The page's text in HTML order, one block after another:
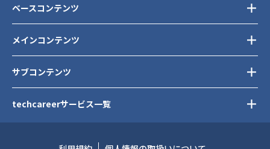
メインコンテンツ
サブコンテンツ
ベースコンテンツ
techcareerサービス一覧